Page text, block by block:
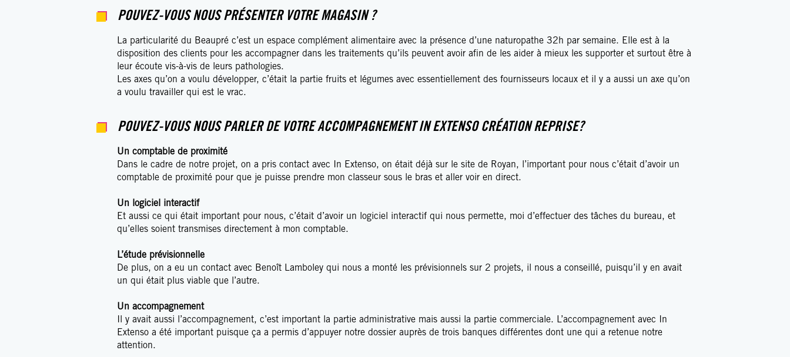
POUVEZ-VOUS NOUS PRÉSENTER VOTRE MAGASIN ?
La particularité du Beaupré c’est un espace complément alimentaire avec la présence d’une naturopathe 32h par semaine. Elle est à la
disposition des clients pour les accompagner dans les traitements qu’ils peuvent avoir afin de les aider à mieux les supporter et surtout être à
leur écoute vis-à-vis de leurs pathologies.
Les axes qu’on a voulu développer, c’était la partie fruits et légumes avec essentiellement des fournisseurs locaux et il y a aussi un axe qu’on
a voulu travailler qui est le vrac.
POUVEZ-VOUS NOUS PARLER DE VOTRE ACCOMPAGNEMENT IN EXTENSO CRÉATION REPRISE?
Un comptable de proximité
Dans le cadre de notre projet, on a pris contact avec In Extenso, on était déjà sur le site de Royan, l’important pour nous c’était d’avoir un
comptable de proximité pour que je puisse prendre mon classeur sous le bras et aller voir en direct.
Un logiciel interactif
Et aussi ce qui était important pour nous, c’était d’avoir un logiciel interactif qui nous permette, moi d’effectuer des tâches du bureau, et
qu’elles soient transmises directement à mon comptable.
L’étude prévisionnelle
De plus, on a eu un contact avec Benoît Lamboley qui nous a monté les prévisionnels sur 2 projets, il nous a conseillé, puisqu’il y en avait
un qui était plus viable que l’autre.
Un accompagnement
Il y avait aussi l’accompagnement, c’est important la partie administrative mais aussi la partie commerciale. L’accompagnement avec In
Extenso a été important puisque ça a permis d’appuyer notre dossier auprès de trois banques différentes dont une qui a retenue notre
attention.